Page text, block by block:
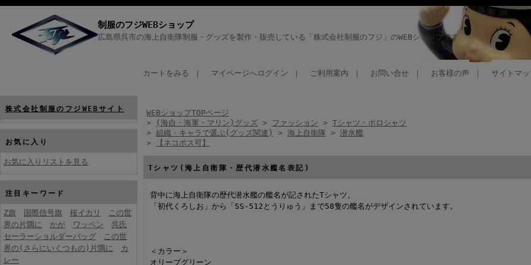
制服のフジWEBショップ
広島県呉市の海上自衛隊制服・グッズを製作・販売している「株式会社制服のフジ」のWEBショップです
カートをみる マイページへログイン ご利用案内 お問い合せ お客様の声 サイトマ
株式会社制服のフジWEBサイト
お気に入り
お気に入りリストを見る
注目キーワード
Z旗 国際信号旗 桜イカリ
この世
界の片隅に
かが ワッペン
呉氏
セーラーショルダーバッグ
この世
界の(さらにいくつもの)片隅に
カ
レー
WEBショップTOPページ
>
(海自・海軍・マリン)グッズ > ファッション > Tシャツ・ポロシャツ
> 組織・キャラで選ぶ(グッズ関連) > 海上自衛隊 > 潜水艦
>
【ネコポス可】
Tシャツ(海上自衛隊・歴代潜水艦名表記)
背中に海上自衛隊の歴代潜水艦の艦名が記されたTシャツ。
「初代くろしお」から「SS-512とうりゅう」まで58隻の艦名がデザインされています。
＜カラー＞
オリーブグリーン